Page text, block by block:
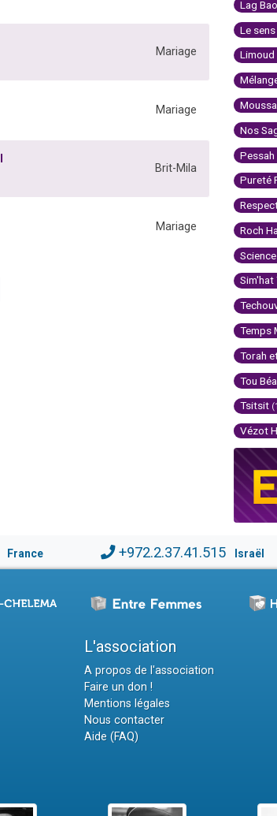
Mariage
Mariage
Brit-Mila
Mariage
Lag
Le
Limoud
Nos
Pessah
Pureté
Roch
Sim'hat
Temps
Torah
Tou
Tsitsit
Vézot
France +972.2.37.41.515 Israël
L'association
A propos de l'association
Faire un don !
Mentions légales
Nous contacter
Aide (FAQ)